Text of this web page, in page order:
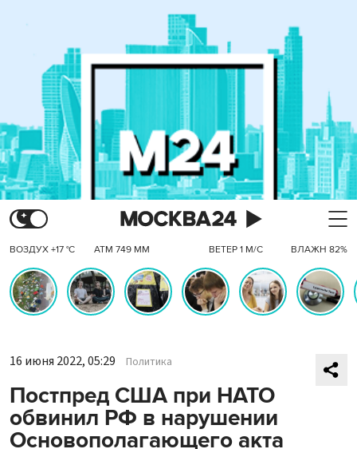
ВОЗДУХ +17 °C АТМ 749 ММ ВЕТЕР 1 М/С ВЛАЖН 82%
16 июня 2022, 05:29 Политика
Постпред США при НАТО
обвинил РФ в нарушении
Основополагающего акта